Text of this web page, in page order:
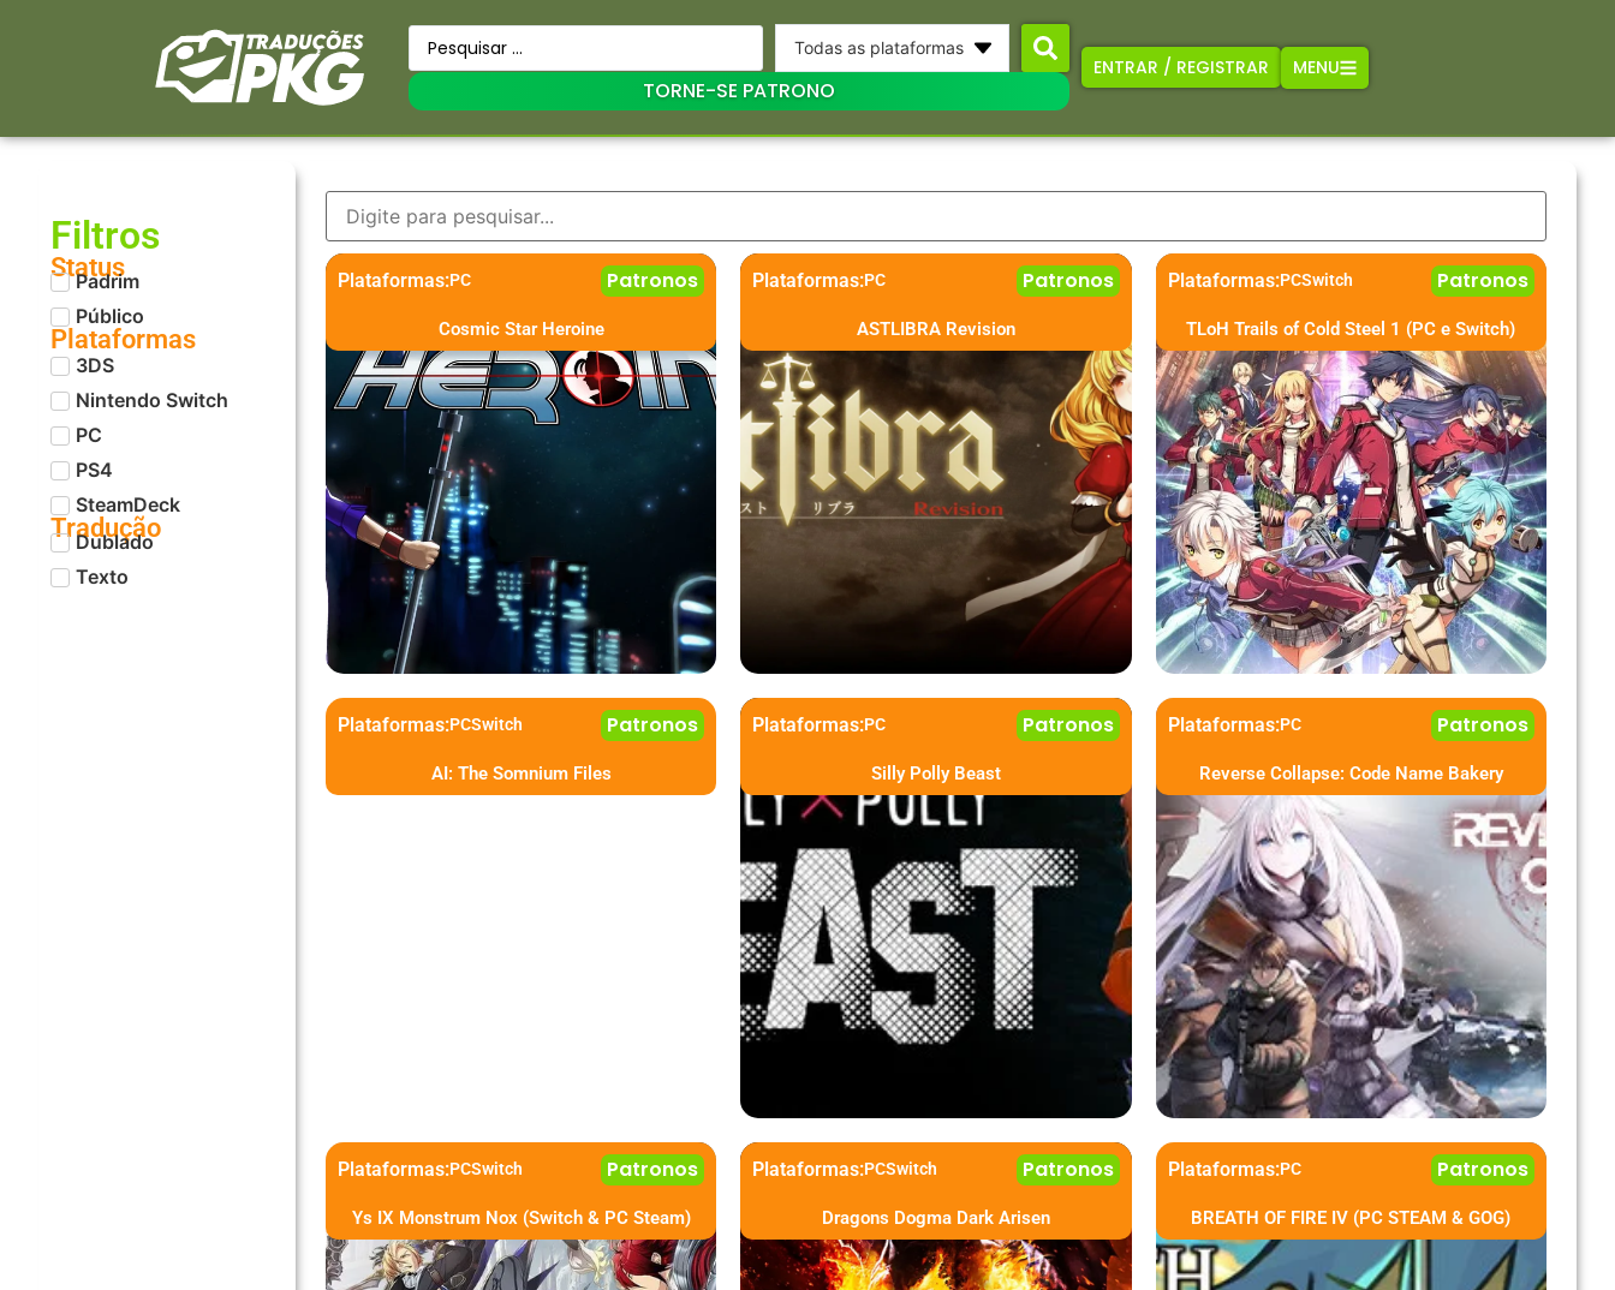
Todas as plataformas
TORNE-SE PATRONO
ENTRAR / REGISTRAR MENU
Filtros
Status
Padrim
Público
Plataformas
3DS
Nintendo Switch
PC
PS4
SteamDeck
Tradução
Dublado
Texto
Plataformas:PC Patronos
Cosmic Star Heroine
Plataformas:PC Patronos
ASTLIBRA Revision
Plataformas:PCSwitch Patronos
TLoH Trails of Cold Steel 1 (PC e Switch)
Plataformas:PCSwitch Patronos
AI: The Somnium Files
Plataformas:PC Patronos
Silly Polly Beast
Plataformas:PC Patronos
Reverse Collapse: Code Name Bakery
Plataformas:PCSwitch Patronos
Ys IX Monstrum Nox (Switch & PC Steam)
Plataformas:PCSwitch Patronos
Dragons Dogma Dark Arisen
Plataformas:PC Patronos
BREATH OF FIRE IV (PC STEAM & GOG)